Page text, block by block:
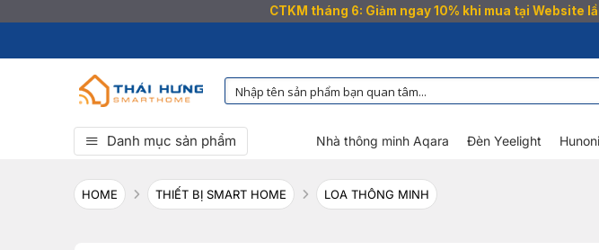
CTKM tháng 6: Giảm ngay 10% khi mua tại Website
qua
Danh mục sản phẩm Nhà thông minh Aqara Đèn Yeelight
HOME THIẾT BỊ SMART HOME LOA THÔNG MINH